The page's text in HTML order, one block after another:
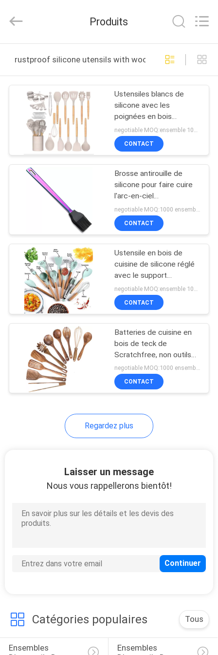
MAISON
PRODUITS
SUJET
NOUS
CONTRÔLE
QUALITÉ
CONTACTEZ-
NOUS
DEMANDEZ
CITATION
PRIVACY
Yuehang
Trading
Rights
Produits
rustproof silicone utensils with wooden handles
Ustensiles blancs de
silicone avec les
poignées en bois
Scaldingproof antirouillenegotiable MOQ:ensemble 1000
CONTACT
Brosse antirouille de
silicone pour faire cuire
l'arc-en-ciel
Cadmiumfree sans
plomb
CONTACT
Ustensile en bois de
cuisine de silicone réglé
avec le support
Multiapplication
antirouille
CONTACT
Batteries de cuisine en
bois de teck de
Scratchfree, non outils
antirouille de cuisine de
bâton
negotiable MOQ:1000 ensembles
CONTACT
Regardez plus
Laisser un message
Nous vous rappellerons bientôt!
Catégories populaires Tous
Ensembles
Ensembles